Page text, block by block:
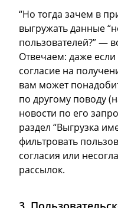
“Но тогда зачем в
выгружать данные
пользователей?” —
Отвечаем: даже
согласие на
вам может
по другому поводу
новости по его
раздел “Выгрузка
фильтровать
согласия или
рассылок.